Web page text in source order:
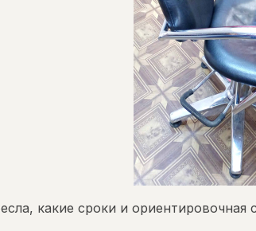
какие сроки и ориентировочная